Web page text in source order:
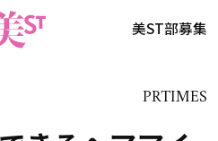
美ST部募集
PRTIMES